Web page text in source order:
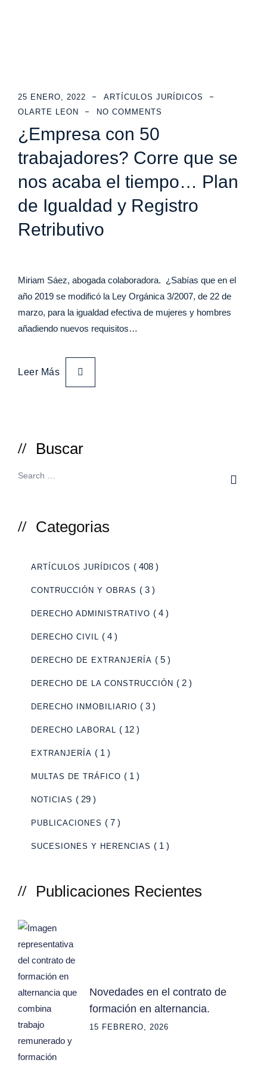
25 ENERO, 2022
ARTÍCULOS JURÍDICOS
OLARTE LEON
NO COMMENTS
¿Empresa con 50
trabajadores? Corre que se
nos acaba el tiempo… Plan
de Igualdad y Registro
Retributivo
Miriam Sáez, abogada colaboradora. ¿Sabías que en el
año 2019 se modificó la Ley Orgánica 3/2007, de 22 de
marzo, para la igualdad efectiva de mujeres y hombres
añadiendo nuevos requisitos…
Leer Más
Buscar
Categorias
ARTÍCULOS JURÍDICOS ( 408 )
CONTRUCCIÓN Y OBRAS ( 3 )
DERECHO ADMINISTRATIVO ( 4 )
DERECHO CIVIL ( 4 )
DERECHO DE EXTRANJERÍA ( 5 )
DERECHO DE LA CONSTRUCCIÓN ( 2 )
DERECHO INMOBILIARIO ( 3 )
DERECHO LABORAL ( 12 )
EXTRANJERÍA ( 1 )
MULTAS DE TRÁFICO ( 1 )
NOTICIAS ( 29 )
PUBLICACIONES ( 7 )
SUCESIONES Y HERENCIAS ( 1 )
Publicaciones Recientes
Novedades en el contrato de
formación en alternancia.
15 FEBRERO, 2026